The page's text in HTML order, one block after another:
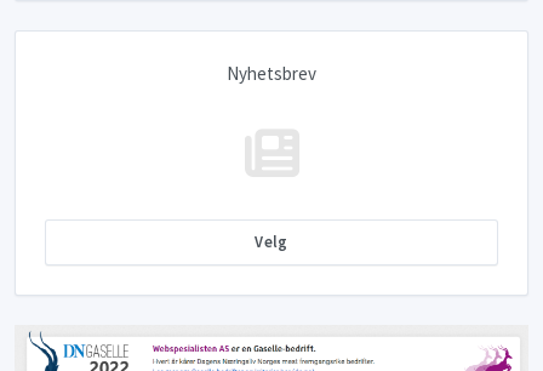
Nyhetsbrev
Velg